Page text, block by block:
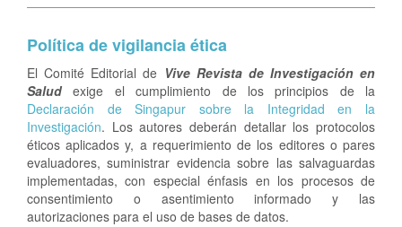
Política de vigilancia ética
El Comité Editorial de Vive Revista de Investigación en
Salud exige el cumplimiento de los principios de la
Declaración de Singapur sobre la Integridad en la
Investigación. Los autores deberán detallar los protocolos
éticos aplicados y, a requerimiento de los editores o pares
evaluadores, suministrar evidencia sobre las salvaguardas
implementadas, con especial énfasis en los procesos de
consentimiento o asentimiento informado y las
autorizaciones para el uso de bases de datos.